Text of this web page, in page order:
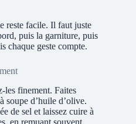
reste facile. Il faut juste
puis la garniture, puis
chaque geste compte.
les finement. Faites
soupe d’huile d’olive.
de sel et laissez cuire à
en remuant souvent.